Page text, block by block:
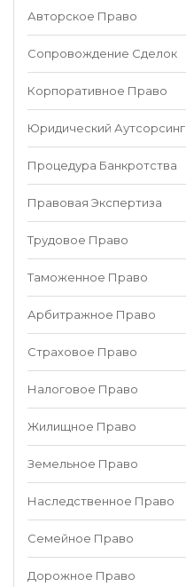
Авторское Право
Сопровождение Сделок
Корпоративное Право
Юридический Аутсорсинг
Процедура Банкротства
Правовая Экспертиза
Трудовое Право
Таможенное Право
Арбитражное Право
Страховое Право
Налоговое Право
Жилищное Право
Земельное Право
Наследственное Право
Семейное Право
Дорожное Право